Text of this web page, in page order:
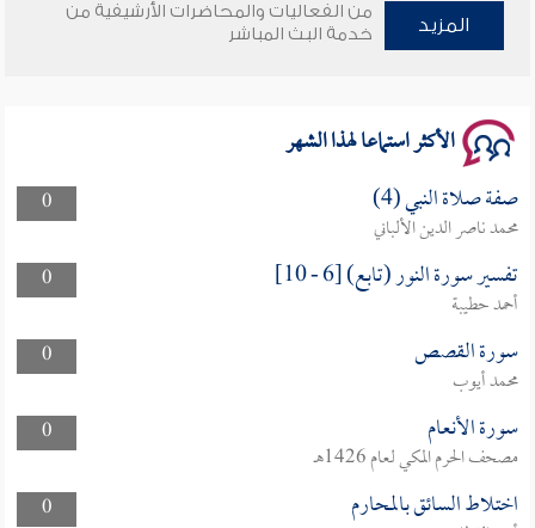
وأمنهم من خوف 9
المزيد
من الفعاليات والمحاضرات الأرشيفية من
خدمة البث المباشر
الأكثر استماعا لهذا الشهر
0 صفة صلاة النبي (4)
محمد ناصر الدين الألباني
0
تفسير سورة النور (تابع) [6 - 10]
أحمد حطيبة
0
سورة القصص
محمد أيوب
0
سورة الأنعام
مصحف الحرم المكي لعام 1426هـ
0
اختلاط السائق بالمحارم